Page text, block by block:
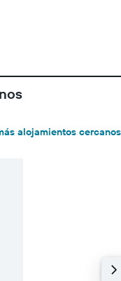
alojamientos cercanos